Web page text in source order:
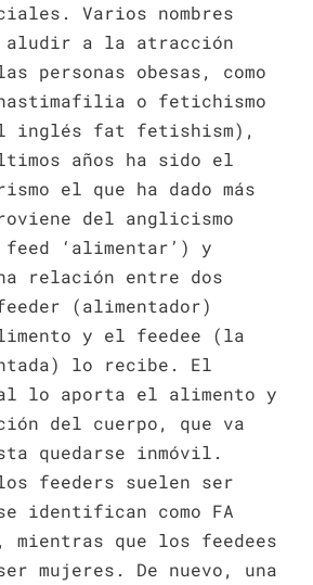
Varios nombres
aludir a la atracción
personas obesas, como
o fetichismo
inglés fat fetishism),
años ha sido el
el que ha dado más
del anglicismo
feed ‘alimentar’) y
relación entre dos
(alimentador)
y el feedee (la
lo recibe. El
lo aporta el alimento y
del cuerpo, que va
quedarse inmóvil.
feeders suelen ser
identifican como FA
que los feedees
mujeres. De nuevo, una